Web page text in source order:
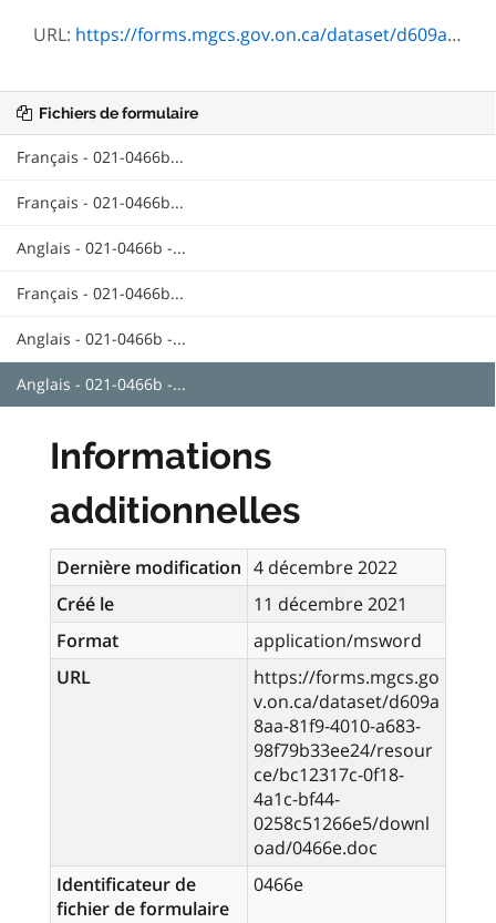
URL: https://forms.mgcs.gov.on.ca/dataset/d609a8aa-81f9-4010-a683-98f79b33ee24/resource/bc12317c-0f18-4a1c-bf44-0258c51266e5/download/0466e.doc
Fichiers de formulaire
Français - 021-0466b...
Français - 021-0466b...
Anglais - 021-0466b -...
Français - 021-0466b...
Anglais - 021-0466b -...
Anglais - 021-0466b -...
Informations
additionnelles
Dernière modification 4 décembre 2022
Créé le
11 décembre 2021
Format
application/msword
URL
https://forms.mgcs.go
v.on.ca/dataset/d609a
8aa-81f9-4010-a683-
98f79b33ee24/resour
ce/bc12317c-0f18-
4a1c-bf44-
0258c51266e5/downl
oad/0466e.doc
Identificateur de
fichier de formulaire
0466e